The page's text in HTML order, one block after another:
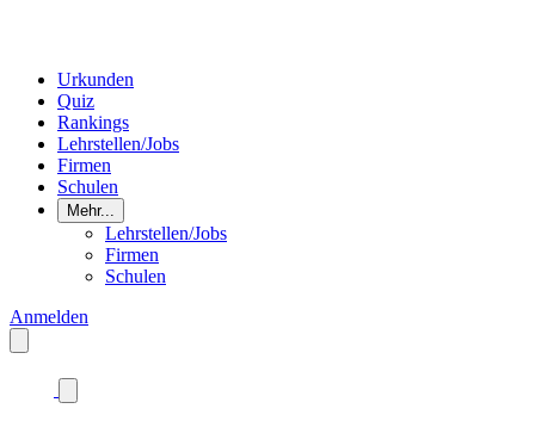
Urkunden
Quiz
Rankings
Lehrstellen/Jobs
Firmen
Schulen
Mehr...
Lehrstellen/Jobs
Firmen
Schulen
Anmelden